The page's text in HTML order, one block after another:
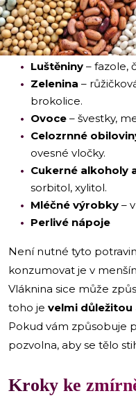
Luštěniny – fazole,
Zelenina –
brokolice.
Ovoce – švestky,
Celozrnné
ovesné vločky.
Cukerné alkoholy
sorbitol, xylitol.
Mléčné výrobky –
Perlivé nápoje
Není nutné tyto
konzumovat je v
Vláknina sice může
toho je velmi
Pokud vám způsobuje
pozvolna, aby se tělo
Kroky ke